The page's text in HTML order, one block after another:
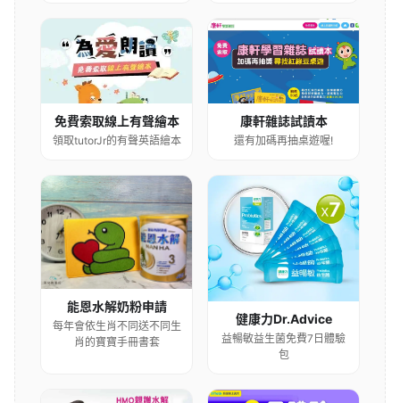
免費索取線上有聲繪本
領取tutorJr的有聲英語繪本
康軒雜誌試讀本
還有加碼再抽桌遊喔!
能恩水解奶粉申請
每年會依生肖不同送不同生
肖的寶寶手冊書套
健康力Dr.Advice
益暢敏益生菌免費7日體驗
包